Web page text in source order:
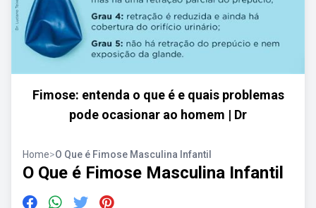
Fimose: entenda o que é e quais problemas
pode ocasionar ao homem | Dr
Home>O Que é Fimose Masculina Infantil
O Que é Fimose Masculina Infantil